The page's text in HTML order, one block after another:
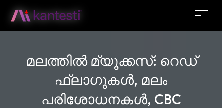
മലത്തിൽ മ്യൂക്കസ്: റെഡ്
ഫ്ലാഗുകൾ, മലം
പരിശോധനകൾ, CBC